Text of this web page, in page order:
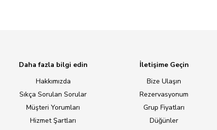
Daha fazla bilgi edin
Hakkımızda
Sıkça Sorulan Sorular
Müşteri Yorumları
Hizmet Şartları
İletişime Geçin
Bize Ulaşın
Rezervasyonum
Grup Fiyatları
Düğünler